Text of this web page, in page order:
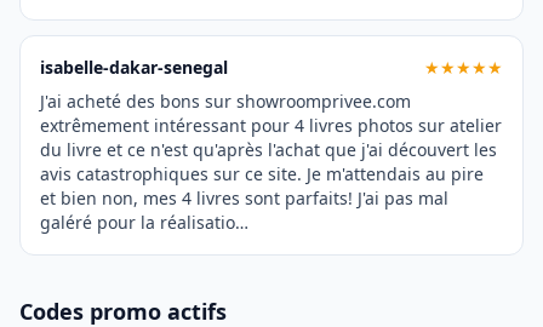
isabelle-dakar-senegal
★★★★★
J'ai acheté des bons sur showroomprivee.com
extrêmement intéressant pour 4 livres photos sur atelier
du livre et ce n'est qu'après l'achat que j'ai découvert les
avis catastrophiques sur ce site. Je m'attendais au pire
et bien non, mes 4 livres sont parfaits! J'ai pas mal
galéré pour la réalisatio…
Codes promo actifs